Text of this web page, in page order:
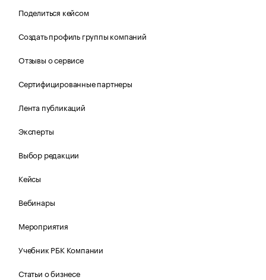
Поделиться кейсом
Создать профиль группы компаний
Отзывы о сервисе
Сертифицированные партнеры
Лента публикаций
Эксперты
Выбор редакции
Кейсы
Вебинары
Мероприятия
Учебник РБК Компании
Статьи о бизнесе